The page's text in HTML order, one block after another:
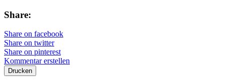
Share:
Share on facebook
Share on twitter
Share on pinterest
Kommentar erstellen
Drucken